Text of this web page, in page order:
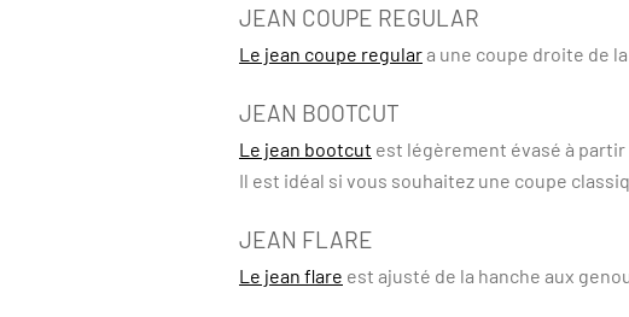
JEAN COUPE REGULAR
Le jean coupe regulara une coupe droite de
JEAN BOOTCUT
Le jean bootcut est légèrement évasé à
Il est idéal si vous souhaitez une coupe
JEAN FLARE
Le jean flare est ajusté de la hanche aux